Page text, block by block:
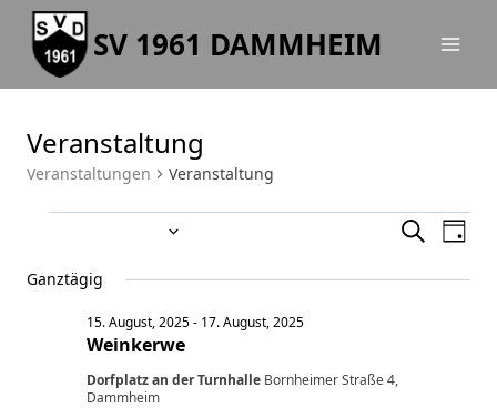
Zum
Inhalt
springen
SV 1961 DAMMHEIM
Veranstaltung
Veranstaltungen Veranstaltung
Veranstaltungen
für
August,
Suche
SucheTag
wählen.
Ganztägig
Weinkerwe
15. August, 2025- 17. August, 2025
Dorfplatz an der Turnhalle Bornheimer Straße 4,
Dammheim